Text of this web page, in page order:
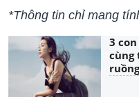
*Thông tin chỉ mang
3
cùng